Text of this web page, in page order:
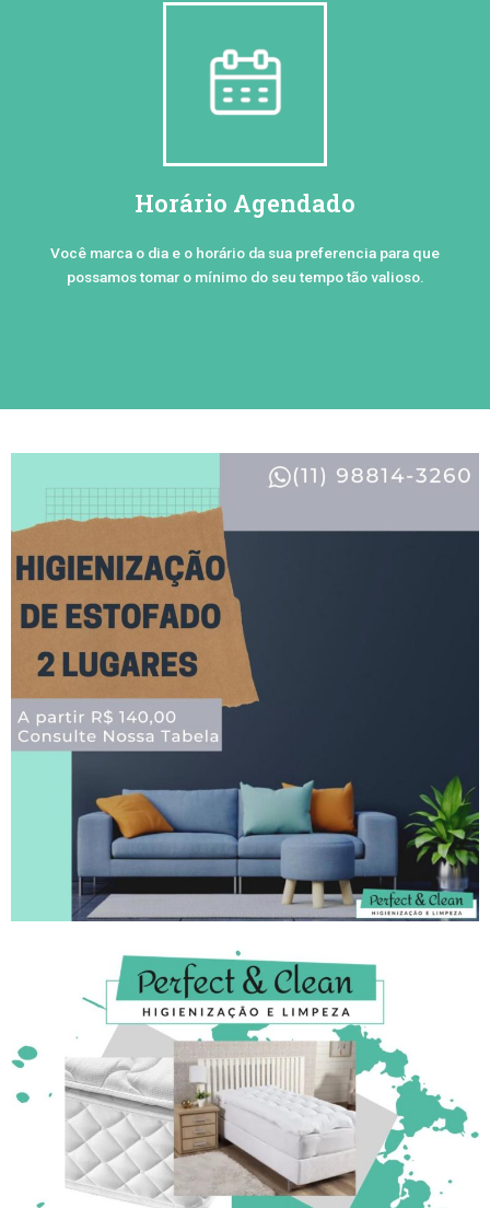
Horário Agendado
Você marca o dia e o horário da sua preferencia para que
possamos tomar o mínimo do seu tempo tão valioso.